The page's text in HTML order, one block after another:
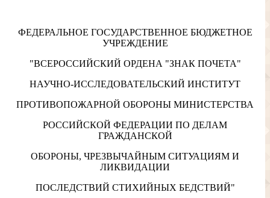
ФЕДЕРАЛЬНОЕ ГОСУДАРСТВЕННОЕ БЮДЖЕТНОЕ
УЧРЕЖДЕНИЕ
"ВСЕРОССИЙСКИЙ ОРДЕНА "ЗНАК ПОЧЕТА"
НАУЧНО-ИССЛЕДОВАТЕЛЬСКИЙ ИНСТИТУТ
ПРОТИВОПОЖАРНОЙ ОБОРОНЫ МИНИСТЕРСТВА
РОССИЙСКОЙ ФЕДЕРАЦИИ ПО ДЕЛАМ
ГРАЖДАНСКОЙ
ОБОРОНЫ, ЧРЕЗВЫЧАЙНЫМ СИТУАЦИЯМ И
ЛИКВИДАЦИИ
ПОСЛЕДСТВИЙ СТИХИЙНЫХ БЕДСТВИЙ"